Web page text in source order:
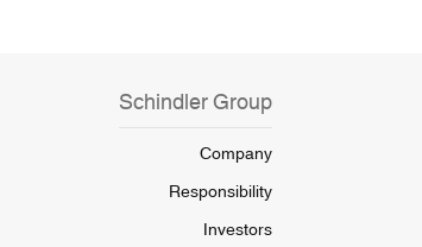
Schindler Group
Company
Responsibility
Investors